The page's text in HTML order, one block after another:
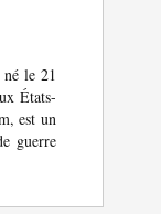
le 21
États-
est un
guerre